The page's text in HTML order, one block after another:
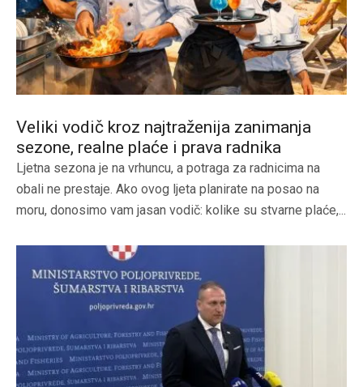
Veliki vodič kroz najtraženija zanimanja
sezone, realne plaće i prava radnika
Ljetna sezona je na vrhuncu, a potraga za radnicima na
obali ne prestaje. Ako ovog ljeta planirate na posao na
moru, donosimo vam jasan vodič: kolike su stvarne plaće,...